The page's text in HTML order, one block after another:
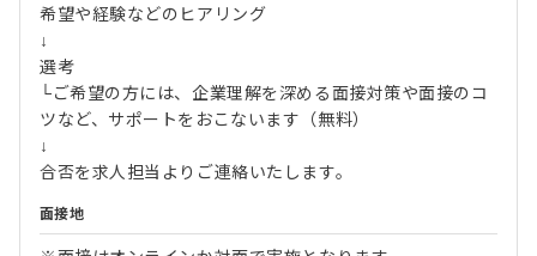
希望や経験などのヒアリング
↓
選考
└ご希望の方には、企業理解を深める面接対策や面接のコ
ツなど、サポートをおこないます（無料）
↓
合否を求人担当よりご連絡いたします。
面接地